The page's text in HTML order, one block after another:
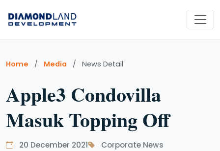
Home / Media / News Detail
Apple3 Condovilla
Masuk Topping Off
20 December 2021 Corporate News